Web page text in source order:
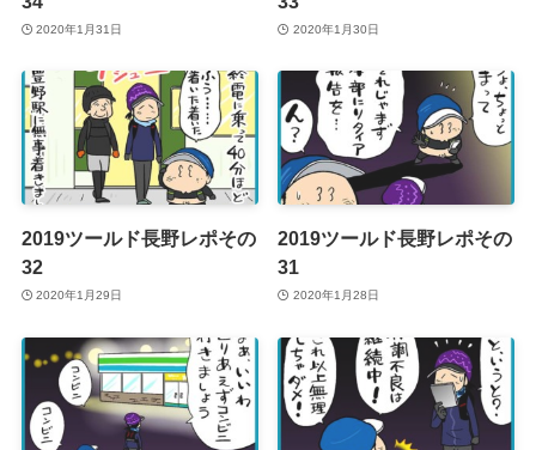
2020年1月31日 2020年1月30日
2019ツールド長野レポその
32
2020年1月29日
2019ツールド長野レポその
31
2020年1月28日